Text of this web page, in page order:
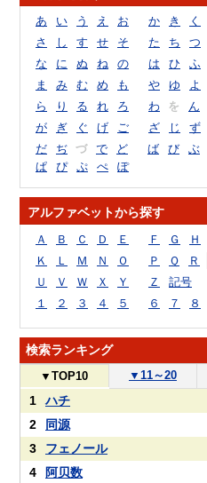
あ い う え お か き く
さ
し す せ そ た ち つ
な
に ぬ ね の は ひ ふ
ま
み む め も や ゆ
よ
ら
り る れ ろ わ を
ん
が
ぎ ぐ げ ご ざ じ ず
だ
ぢ づ で ど ば び ぶ
ぱ
ぴ ぷ ぺ ぽ
アルファベットから探す
Ａ Ｂ Ｃ Ｄ Ｅ Ｆ Ｇ Ｈ
Ｋ
Ｌ Ｍ Ｎ Ｏ Ｐ Ｑ Ｒ
Ｕ
Ｖ Ｗ Ｘ Ｙ Ｚ
記号
１
２ ３ ４ ５ ６ ７ ８
検索ランキング
▼ TOP10 ▼ 11～20
1
ハチ
2
同源
3
フェノール
4
阿贝数